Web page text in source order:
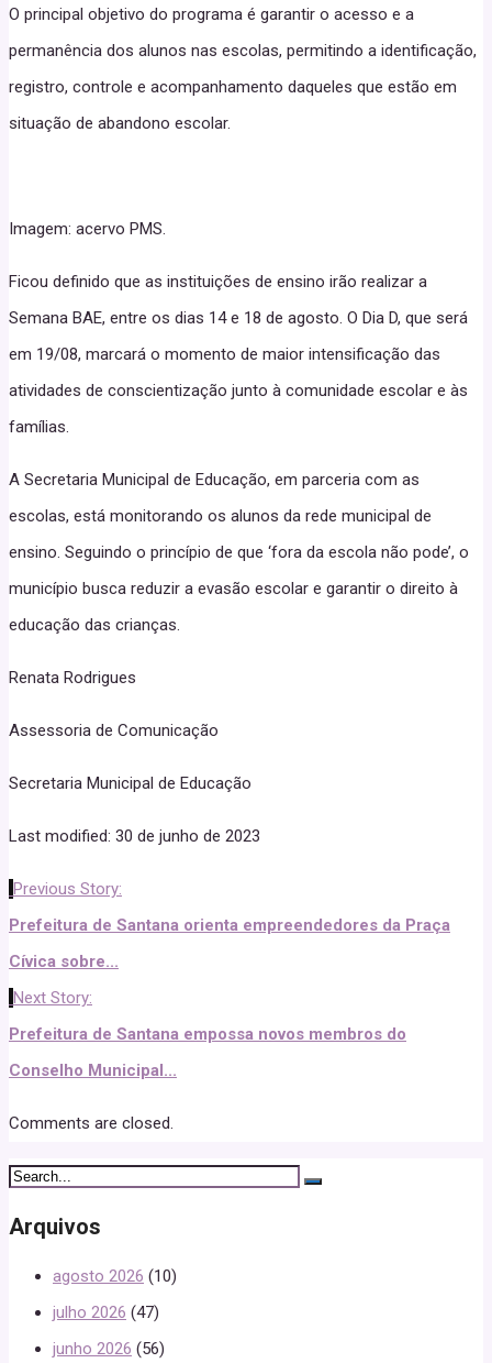
O principal objetivo do programa é garantir o acesso e a
permanência dos alunos nas escolas, permitindo a identificação,
registro, controle e acompanhamento daqueles que estão em
situação de abandono escolar.
Imagem: acervo PMS.
Ficou definido que as instituições de ensino irão realizar a
Semana BAE, entre os dias 14 e 18 de agosto. O Dia D, que será
em 19/08, marcará o momento de maior intensificação das
atividades de conscientização junto à comunidade escolar e às
famílias.
A Secretaria Municipal de Educação, em parceria com as
escolas, está monitorando os alunos da rede municipal de
ensino. Seguindo o princípio de que ‘fora da escola não pode’, o
município busca reduzir a evasão escolar e garantir o direito à
educação das crianças.
Renata Rodrigues
Assessoria de Comunicação
Secretaria Municipal de Educação
Last modified: 30 de junho de 2023
Previous Story:
Prefeitura de Santana orienta empreendedores da Praça
Cívica sobre...
Next Story:
Prefeitura de Santana empossa novos membros do
Conselho Municipal...
Comments are closed.
Arquivos
agosto 2026 (10)
julho 2026 (47)
junho 2026 (56)